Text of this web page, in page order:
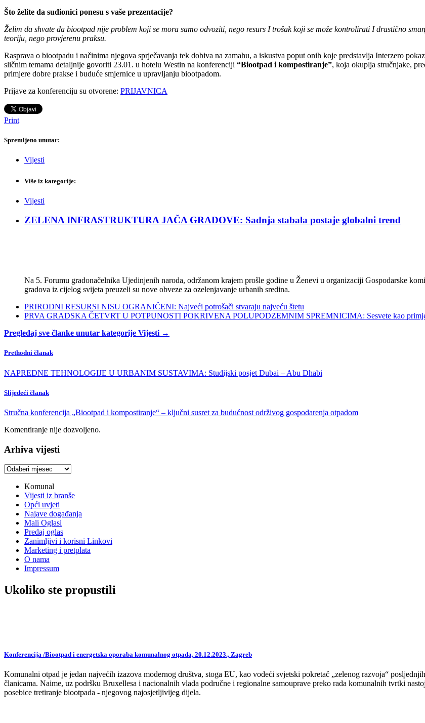
Što želite da sudionici ponesu s vaše prezentacije?
Želim da shvate da biootpad nije problem koji se mora samo odvoziti, nego resurs I trošak koji se može kontrolirati I drastično
teoriju, nego provjerenu praksu.
Rasprava o biootpadu i načinima njegova sprječavanja tek dobiva na zamahu, a iskustva poput onih koje predstavlja Interzero
sličnim temama detaljnije govoriti 23.01. u hotelu Westin na konferenciji “Biootpad i kompostiranje”, koja okuplja stručnjake,
primjere dobre prakse i buduće smjernice u upravljanju biootpadom.
Prijave za konferenciju su otvorene: PRIJAVNICA
Print
Spremljeno unutar:
Vijesti
Više iz kategorije:
Vijesti
ZELENA INFRASTRUKTURA JAČA GRADOVE: Sadnja stabala postaje globalni trend
Na 5. Forumu gradonačelnika Ujedinjenih naroda, održanom krajem prošle godine u Ženevi u organizaciji Gospodarske
gradova iz cijelog svijeta preuzeli su nove obveze za ozelenjavanje urbanih sredina.
PRIRODNI RESURSI NISU OGRANIČENI: Najveći potrošači stvaraju najveću štetu
PRVA GRADSKA ČETVRT U POTPUNOSTI POKRIVENA POLUPODZEMNIM SPREMNICIMA: Sesvete kao
Pregledaj sve članke unutar kategorije Vijesti →
Prethodni članak
NAPREDNE TEHNOLOGIJE U URBANIM SUSTAVIMA: Studijski posjet Dubai – Abu Dhabi
Slijedeći članak
Stručna konferencija „Biootpad i kompostiranje“ – ključni susret za budućnost održivog gospodarenja otpadom
Komentiranje nije dozvoljeno.
Arhiva vijesti
Arhiva
Komunal
Vijesti iz branše
Opći uvjeti
Najave događanja
Mali Oglasi
Predaj oglas
Zanimljivi i korisni Linkovi
Marketing i pretplata
O nama
Impressum
Ukoliko ste propustili
Konferencija /Biootpad i energetska oporaba komunalnog otpada, 20.12.2023., Zagreb
Komunalni otpad je jedan najvećih izazova modernog društva, stoga EU, kao vodeći svjetski pokretač „zelenog razvoja“
članicama. Naime, uz podršku Bruxellesa i nacionalnih vlada područne i regionalne samouprave preko rada komunalnih tvrtki
posebice tretiranje biootpada - njegovog najosjetljivijeg dijela.